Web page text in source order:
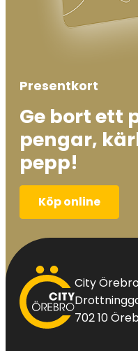
Presentkort
Ge bort ett
pengar,
pepp!
Köp online
City
Örebro
City
702 10